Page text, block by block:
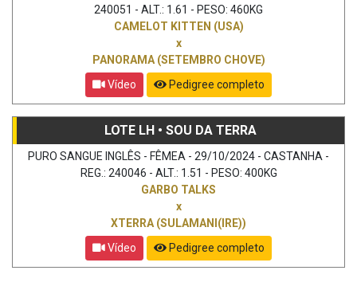
240051 - ALT.: 1.61 - PESO: 460KG
CAMELOT KITTEN (USA)
x
PANORAMA (SETEMBRO CHOVE)
Vídeo
Pedigree completo
LOTE LH • SOU DA TERRA
PURO SANGUE INGLÊS - FÊMEA - 29/10/2024 - CASTANHA -
REG.: 240046 - ALT.: 1.51 - PESO: 400KG
GARBO TALKS
x
XTERRA (SULAMANI(IRE))
Vídeo
Pedigree completo